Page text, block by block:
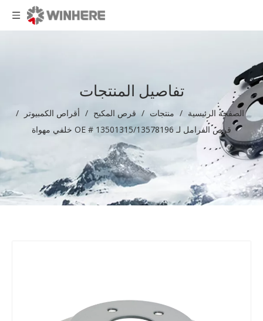
تفاصيل المنتجات
الصفحة الرئيسية / منتجات / قرص المكبح / أقراص الكمبيوتر
/
قرص الفرامل لـ OE # 13501315/13578196 خلفي مهواة